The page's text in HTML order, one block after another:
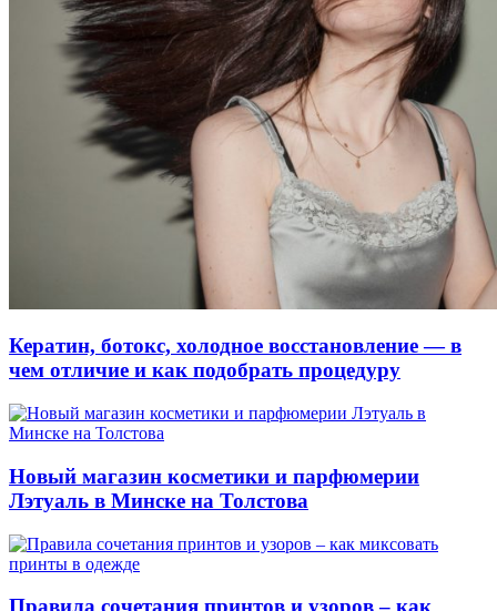
Кератин, ботокс, холодное восстановление — в
чем отличие и как подобрать процедуру
Новый магазин косметики и парфюмерии
Лэтуаль в Минске на Толстова
Правила сочетания принтов и узоров – как